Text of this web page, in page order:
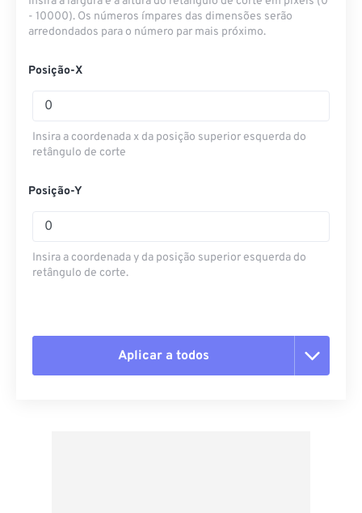
- 10000). Os números ímpares das dimensões serão
arredondados para o número par mais próximo.
Posição-X
Insira a coordenada x da posição superior esquerda do
retângulo de corte
Posição-Y
Insira a coordenada y da posição superior esquerda do
retângulo de corte.
Aplicar a todos